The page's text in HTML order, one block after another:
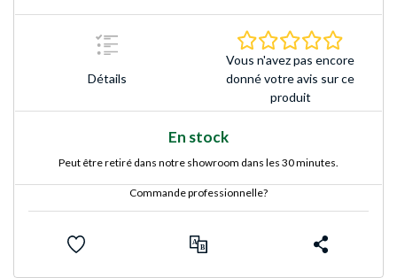
Détails
Vous n'avez pas encore
donné votre avis sur ce
produit
En stock
Peut être retiré dans notre showroom dans les 30 minutes.
Commande professionnelle?